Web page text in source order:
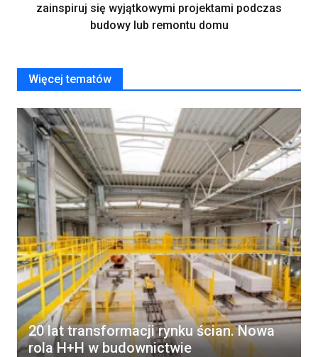
zainspiruj się wyjątkowymi projektami podczas
budowy lub remontu domu
Więcej tematów
20 lat transformacji rynku ścian. Nowa
rola H+H w budownictwie